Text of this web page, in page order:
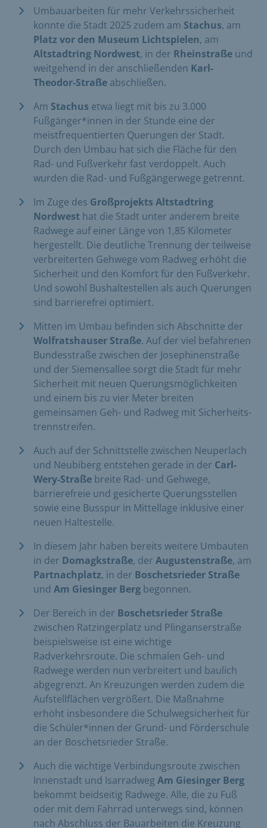
Umbauarbeiten für mehr Verkehrssicherheit
konnte die Stadt 2025 zudem am Stachus, am
Platz vor den Museum Lichtspielen, am
Altstadtring Nordwest, in der Rheinstraße und
weitgehend in der anschließenden Karl-
Theodor-Straße abschließen.
Am Stachus etwa liegt mit bis zu 3.000
Fußgänger*innen in der Stunde eine der
meistfrequentierten Querungen der Stadt.
Durch den Umbau hat sich die Fläche für den
Rad- und Fußverkehr fast verdoppelt. Auch
wurden die Rad- und Fußgängerwege getrennt.
Im Zuge des Großprojekts Altstadtring
Nordwest hat die Stadt unter anderem breite
Radwege auf einer Länge von 1,85 Kilometer
hergestellt. Die deutliche Trennung der teilweise
verbreiterten Gehwege vom Radweg erhöht die
Sicherheit und den Komfort für den Fußverkehr.
Und sowohl Bushaltestellen als auch Querungen
sind barrierefrei optimiert.
Mitten im Umbau befinden sich Abschnitte der
Wolfratshauser Straße. Auf der viel befahrenen
Bundesstraße zwischen der Josephinenstraße
und der Siemensallee sorgt die Stadt für mehr
Sicherheit mit neuen Querungs­möglichkeiten
und einem bis zu vier Meter breiten
gemeinsamen Geh- und Radweg mit Sicherheits­
trennstreifen.
Auch auf der Schnittstelle zwischen Neuperlach
und Neubiberg entstehen gerade in der Carl-
Wery-Straße breite Rad- und Gehwege,
barrierefreie und gesicherte Querungsstellen
sowie eine Busspur in Mittellage inklusive einer
neuen Haltestelle.
In diesem Jahr haben bereits weitere Umbauten
in der Domagkstraße, der Augustenstraße, am
Partnachplatz, in der Boschetsrieder Straße
und Am Giesinger Berg begonnen.
Der Bereich in der Boschetsrieder Straße
zwischen Ratzingerplatz und Plinganserstraße
beispielsweise ist eine wichtige
Radverkehrsroute. Die schmalen Geh- und
Radwege werden nun verbreitert und baulich
abgegrenzt. An Kreuzungen werden zudem die
Aufstellflächen vergrößert. Die Maßnahme
erhöht insbesondere die Schulwegsicherheit für
die Schüler*innen der Grund- und Förderschule
an der Boschetsrieder Straße.
Auch die wichtige Verbindungsroute zwischen
Innenstadt und Isarradweg Am Giesinger Berg
bekommt beidseitig Radwege. Alle, die zu Fuß
oder mit dem Fahrrad unter­wegs sind, können
nach Abschluss der Bauarbeiten die Kreuzung